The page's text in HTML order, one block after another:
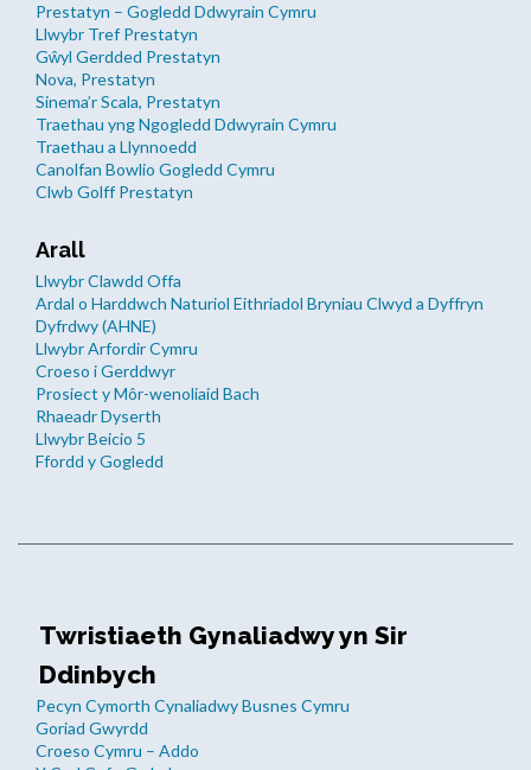
Prestatyn – Gogledd Ddwyrain Cymru
Llwybr Tref Prestatyn
Gŵyl Gerdded Prestatyn
Nova, Prestatyn
Sinema’r Scala, Prestatyn
Traethau yng Ngogledd Ddwyrain Cymru
Traethau a Llynnoedd
Canolfan Bowlio Gogledd Cymru
Clwb Golff Prestatyn
Arall
Llwybr Clawdd Offa
Ardal o Harddwch Naturiol Eithriadol Bryniau Clwyd a Dyffryn
Dyfrdwy (AHNE)
Llwybr Arfordir Cymru
Croeso i Gerddwyr
Prosiect y Môr-wenoliaid Bach
Rhaeadr Dyserth
Llwybr Beicio 5
Ffordd y Gogledd
Twristiaeth Gynaliadwy yn Sir
Ddinbych
Pecyn Cymorth Cynaliadwy Busnes Cymru
Goriad Gwyrdd
Croeso Cymru – Addo